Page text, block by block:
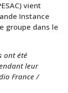
vient
Instance
groupe dans le
ont été
leur
France /